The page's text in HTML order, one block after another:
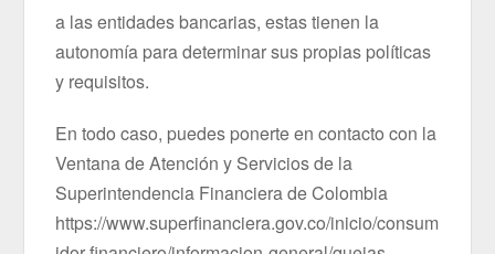
a las entidades bancarias, estas tienen la
autonomía para determinar sus propias políticas
y requisitos.
En todo caso, puedes ponerte en contacto con la
Ventana de Atención y Servicios de la
Superintendencia Financiera de Colombia
https://www.superfinanciera.gov.co/inicio/consum